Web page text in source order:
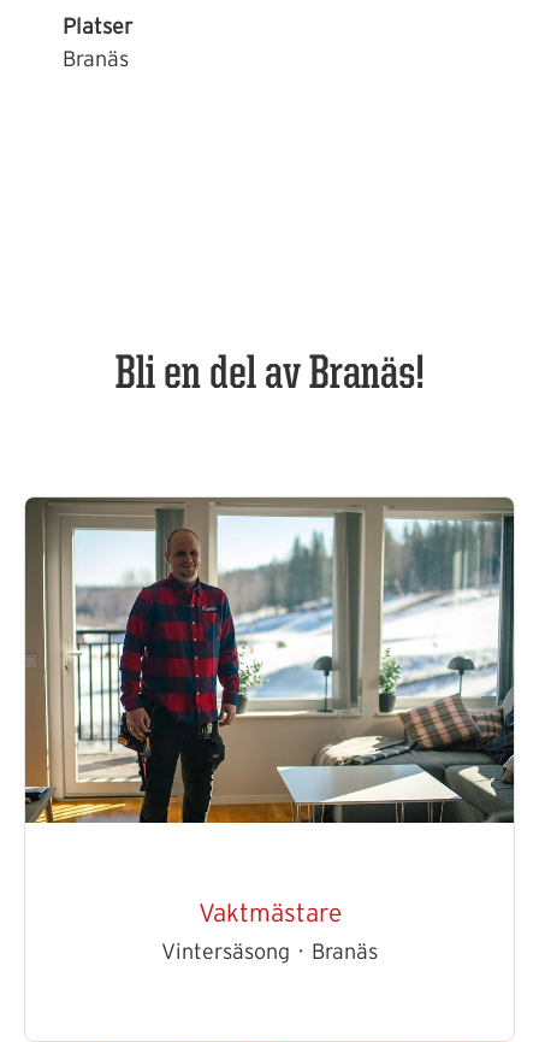
Platser
Branäs
Bli en del av Branäs!
Vaktmästare
Vintersäsong · Branäs